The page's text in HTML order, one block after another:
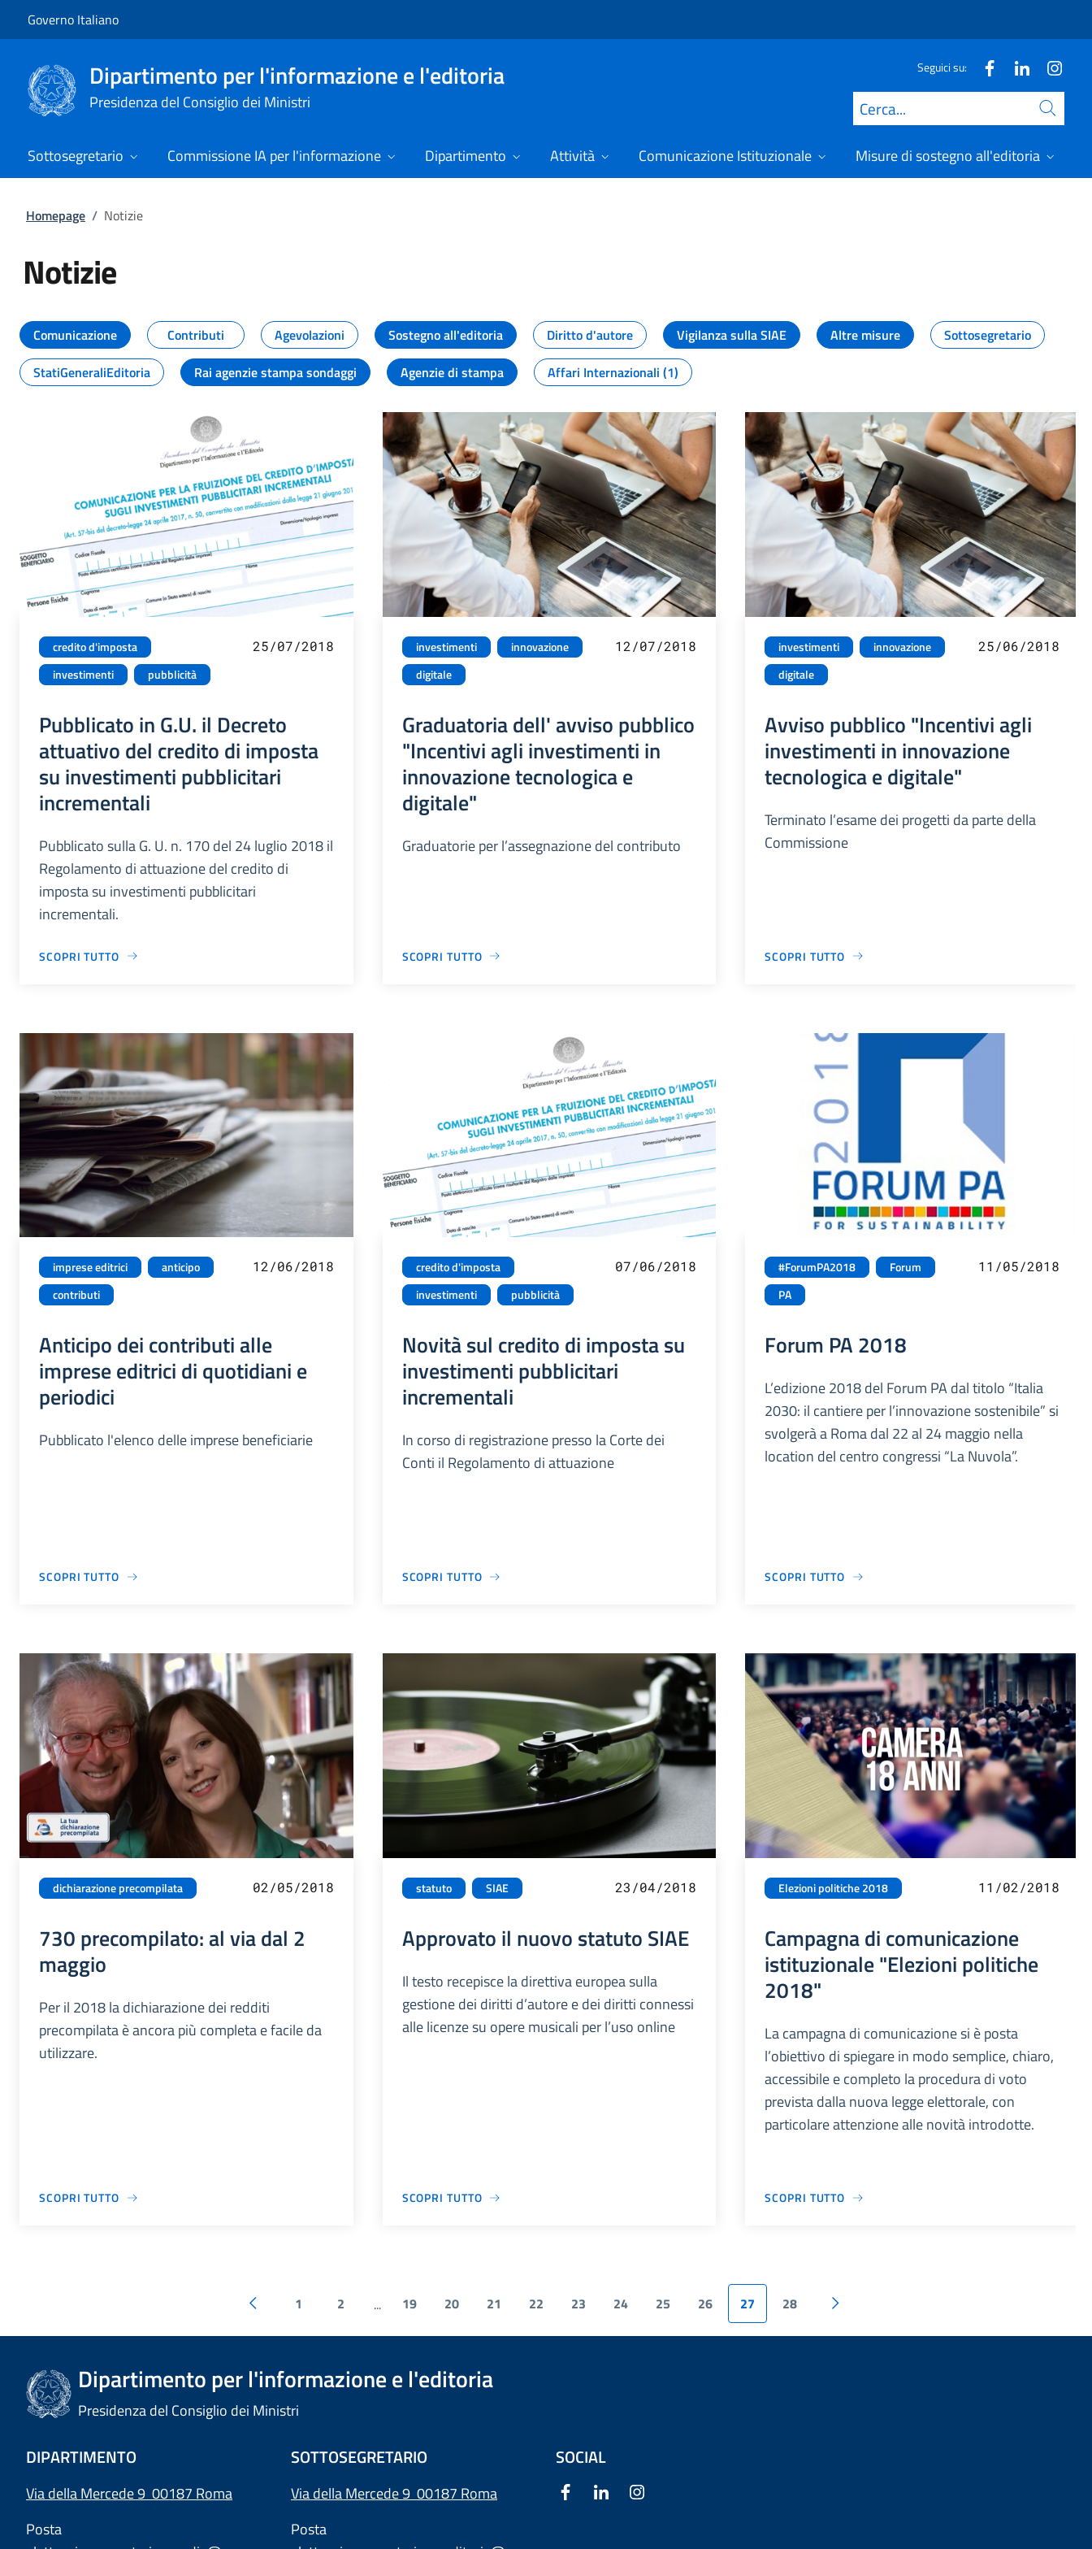
Governo Italiano
Dipartimento per l'informazione e l'editoria
Presidenza del Consiglio dei Ministri
Seguici su:
Cerca
Sottosegretario Commissione IA per l'informazione Dipartimento Attività Comunicazione Istituzionale Misure di sostegno all'editoria
Homepage / Notizie
Notizie
Tutti i contenuti della pagina Notizie
Comunicazione Contributi Agevolazioni Sostegno all'editoria Diritto d'autore Vigilanza sulla SIAE Altre misure
Sottosegretario
StatiGeneraliEditoria
Rai agenzie stampa sondaggi Agenzie di stampa Affari Internazionali (1)
credito d'imposta
investimenti
pubblicità
25/07/2018
Pubblicato in G.U. il Decreto
attuativo del credito di imposta
su investimenti pubblicitari
incrementali
Pubblicato sulla G. U. n. 170 del 24 luglio 2018 il
Regolamento di attuazione del credito di
imposta su investimenti pubblicitari
incrementali.
SCOPRI TUTTO
investimenti
innovazione
digitale
12/07/2018
Graduatoria dell' avviso pubblico
"Incentivi agli investimenti in
innovazione tecnologica e
digitale"
Graduatorie per l’assegnazione del contributo
SCOPRI TUTTO
investimenti
innovazione
digitale
25/06/2018
Avviso pubblico "Incentivi agli
investimenti in innovazione
tecnologica e digitale"
Terminato l’esame dei progetti da parte della
Commissione
SCOPRI TUTTO
imprese editrici
anticipo
contributi
12/06/2018
Anticipo dei contributi alle
imprese editrici di quotidiani e
periodici
Pubblicato l'elenco delle imprese beneficiarie
SCOPRI TUTTO
credito d'imposta
investimenti
pubblicità
07/06/2018
Novità sul credito di imposta su
investimenti pubblicitari
incrementali
In corso di registrazione presso la Corte dei
Conti il Regolamento di attuazione
SCOPRI TUTTO
#ForumPA2018
Forum
PA
11/05/2018
Forum PA 2018
L’edizione 2018 del Forum PA dal titolo “Italia
2030: il cantiere per l’innovazione sostenibile” si
svolgerà a Roma dal 22 al 24 maggio nella
location del centro congressi “La Nuvola”.
SCOPRI TUTTO
dichiarazione precompilata 02/05/2018
730 precompilato: al via dal 2
maggio
Per il 2018 la dichiarazione dei redditi
precompilata è ancora più completa e facile da
utilizzare.
SCOPRI TUTTO
statuto SIAE 23/04/2018
Approvato il nuovo statuto SIAE
Il testo recepisce la direttiva europea sulla
gestione dei diritti d’autore e dei diritti connessi
alle licenze su opere musicali per l’uso online
SCOPRI TUTTO
Elezioni politiche 2018 11/02/2018
Campagna di comunicazione
istituzionale "Elezioni politiche
2018"
La campagna di comunicazione si è posta
l’obiettivo di spiegare in modo semplice, chiaro,
accessibile e completo la procedura di voto
prevista dalla nuova legge elettorale, con
particolare attenzione alle novità introdotte.
SCOPRI TUTTO
1 2 ... 19 20 21 22 23 24 25 26 27 28
Dipartimento per l'informazione e l'editoria
Presidenza del Consiglio dei Ministri
DIPARTIMENTO
Via della Mercede 9 00187 Roma
Posta
SOTTOSEGRETARIO
Via della Mercede 9 00187 Roma
Posta
SOCIAL